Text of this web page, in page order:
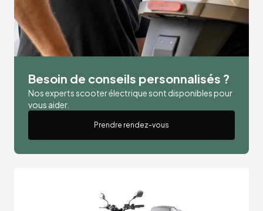
Besoin de conseils personnalisés ?
Nos experts scooter électrique sont disponibles pour
vous aider.
Prendre rendez-vous